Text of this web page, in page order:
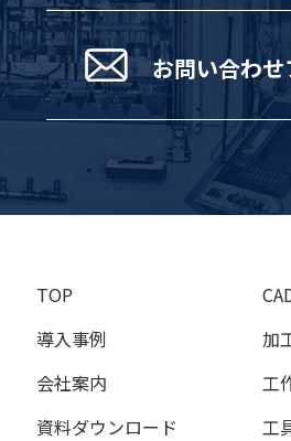
お問い合わせ
TOP
導入事例
会社案内
資料ダウンロード
加
工
工